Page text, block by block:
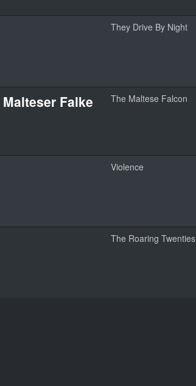
They Drive By Night
Falke The Maltese Falcon
Violence
The Roaring Twenties